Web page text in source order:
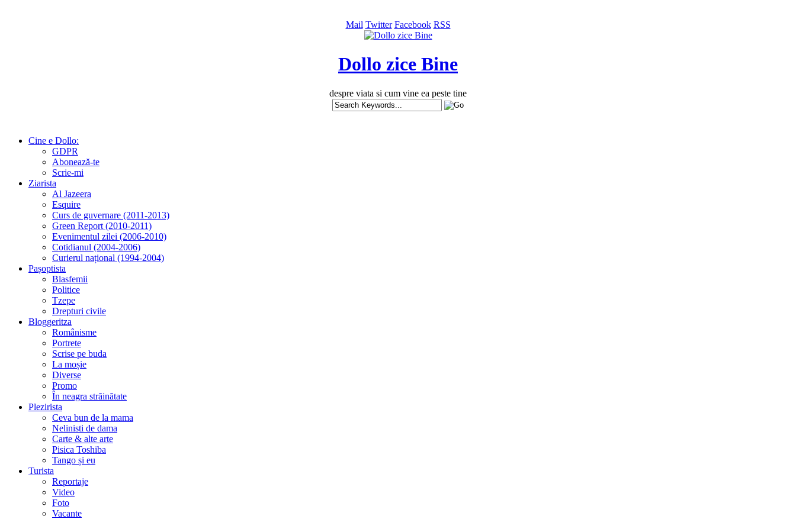
Mail Twitter Facebook RSS
Dollo zice Bine
despre viata si cum vine ea peste tine
Cine e Dollo:
GDPR
Abonează-te
Scrie-mi
Ziarista
Al Jazeera
Esquire
Curs de guvernare (2011-2013)
Green Report (2010-2011)
Evenimentul zilei (2006-2010)
Cotidianul (2004-2006)
Curierul național (1994-2004)
Pașoptista
Blasfemii
Politice
Tzepe
Drepturi civile
Bloggeritza
Românisme
Portrete
Scrise pe buda
La moșie
Diverse
Promo
În neagra străinătate
Plezirista
Ceva bun de la mama
Nelinisti de dama
Carte & alte arte
Pisica Toshiba
Tango și eu
Turista
Reportaje
Video
Foto
Vacante